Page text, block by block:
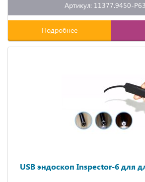
Артикул: 11377.9450-
Подробнее
USB эндоскоп Inspector-6 для